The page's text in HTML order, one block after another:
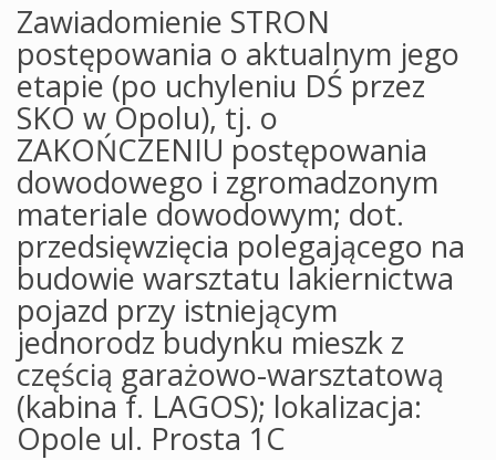
Zawiadomienie STRON
postępowania o aktualnym jego
etapie (po uchyleniu DŚ przez
SKO w Opolu), tj. o
ZAKOŃCZENIU postępowania
dowodowego i zgromadzonym
materiale dowodowym; dot.
przedsięwzięcia polegającego na
budowie warsztatu lakiernictwa
pojazd przy istniejącym
jednorodz budynku mieszk z
częścią garażowo-warsztatową
(kabina f. LAGOS); lokalizacja:
Opole ul. Prosta 1C